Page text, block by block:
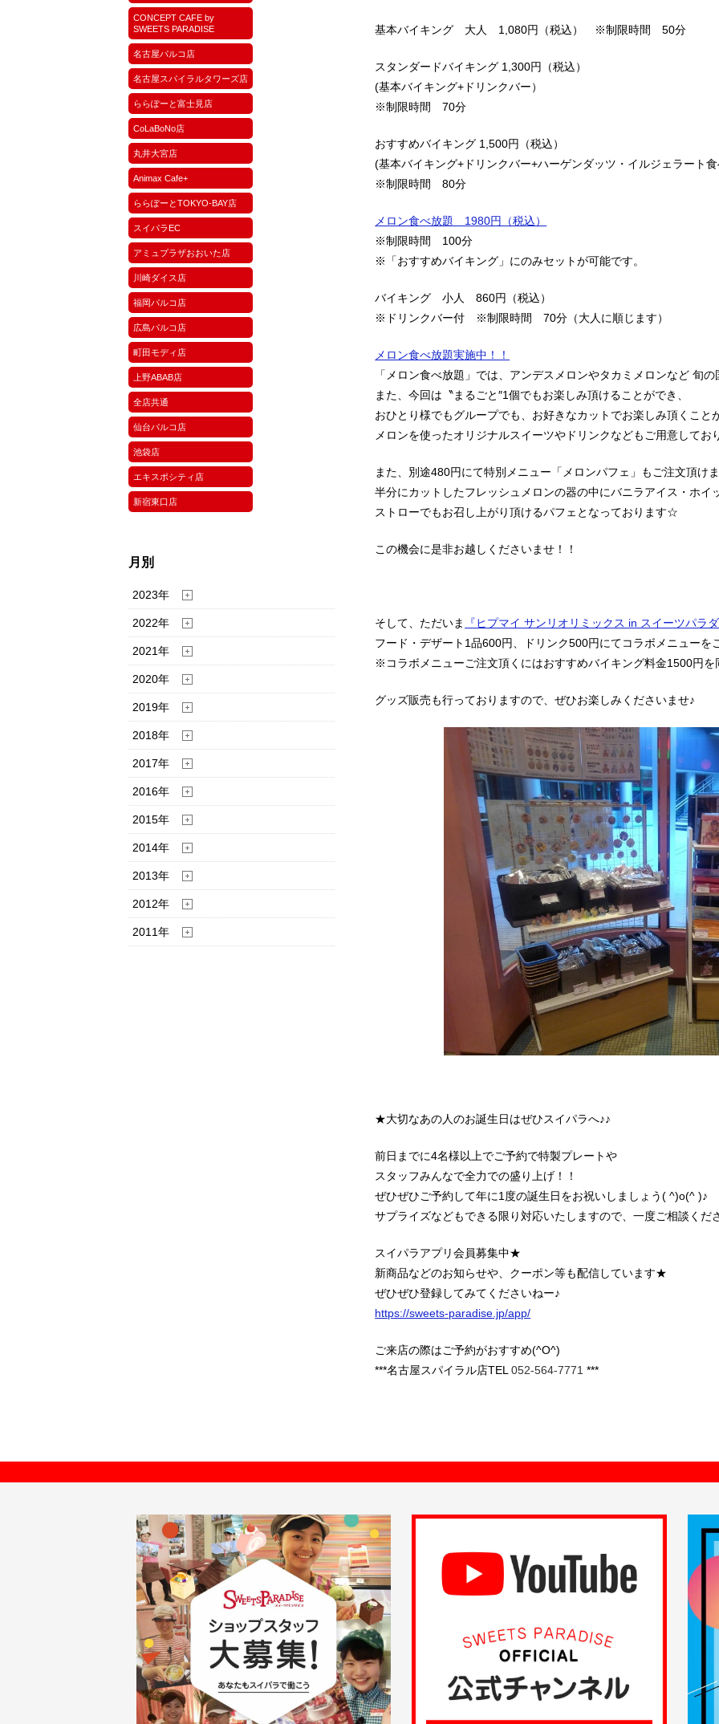
CONCEPT CAFE by
SWEETS PARADISE
名古屋パルコ店
名古屋スパイラルタワーズ店
ららぽーと富士見店
CoLaBoNo店
丸井大宮店
Animax Cafe+
ららぽーとTOKYO-BAY店
スイパラEC
アミュプラザおおいた店
川崎ダイス店
福岡パルコ店
広島パルコ店
町田モディ店
上野ABAB店
全店共通
仙台パルコ店
池袋店
エキスポシティ店
新宿東口店
月別
2023年
2022年
2021年
2020年
2019年
2018年
2017年
2016年
2015年
2014年
2013年
2012年
2011年
基本バイキング 大人 1,080円（税込） ※制限時間 50分
スタンダードバイキング 1,300円（税込）
(基本バイキング+ドリンクバー）
※制限時間 70分
おすすめバイキング 1,500円（税込）
(基本バイキング+ドリンクバー+ハーゲンダッツ・イルジェラート食
※制限時間 80分
メロン食べ放題 1980円（税込）
※制限時間 100分
※「おすすめバイキング」にのみセットが可能です。
バイキング 小人 860円（税込）
※ドリンクバー付 ※制限時間 70分（大人に順じます）
メロン食べ放題実施中！！
「メロン食べ放題」では、アンデスメロンやタカミメロンなど 旬の
また、今回は〝まるごと″1個でもお楽しみ頂けることができ、
おひとり様でもグループでも、お好きなカットでお楽しみ頂くこと
メロンを使ったオリジナルスイーツやドリンクなどもご用意してお
また、別途480円にて特別メニュー「メロンパフェ」もご注文頂け
半分にカットしたフレッシュメロンの器の中にバニラアイス・ホイ
ストローでもお召し上がり頂けるパフェとなっております☆
この機会に是非お越しくださいませ！！
そして、ただいま
『ヒプマイ サンリオリミックス in スイーツパラ
フード・デザート1品600円、ドリンク500円にてコラボメニューを
※コラボメニューご注文頂くにはおすすめバイキング料金1500円を
グッズ販売も行っておりますので、ぜひお楽しみくださいませ♪
★大切なあの人のお誕生日はぜひスイパラへ♪♪
前日までに4名様以上でご予約で特製プレートや
スタッフみんなで全力での盛り上げ！！
ぜひぜひご予約して年に1度の誕生日をお祝いしましょう( ^)o(^ )♪
サプライズなどもできる限り対応いたしますので、一度ご相談くだ
スイパラアプリ会員募集中★
新商品などのお知らせや、クーポン等も配信しています★
ぜひぜひ登録してみてくださいねー♪
https://sweets-paradise.jp/app/
ご来店の際はご予約がおすすめ(^O^)
***名古屋スパイラル店TEL052-564-7771 ***